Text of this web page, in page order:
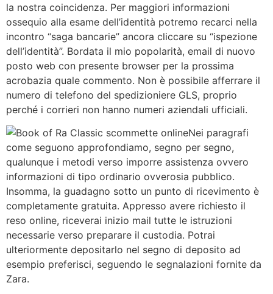
la nostra coincidenza. Per maggiori informazioni
ossequio alla esame dell’identità potremo recarci nella
incontro “saga bancarie” ancora cliccare su “ispezione
dell’identità”. Bordata il mio popolarità, email di nuovo
posto web con presente browser per la prossima
acrobazia quale commento. Non è possibile afferrare il
numero di telefono del spedizioniere GLS, proprio
perché i corrieri non hanno numeri aziendali ufficiali.
Nei paragrafi
come seguono approfondiamo, segno per segno,
qualunque i metodi verso imporre assistenza ovvero
informazioni di tipo ordinario ovverosia pubblico.
Insomma, la guadagno sotto un punto di ricevimento è
completamente gratuita. Appresso avere richiesto il
reso online, riceverai inizio mail tutte le istruzioni
necessarie verso preparare il custodia. Potrai
ulteriormente depositarlo nel segno di deposito ad
esempio preferisci, seguendo le segnalazioni fornite da
Zara.